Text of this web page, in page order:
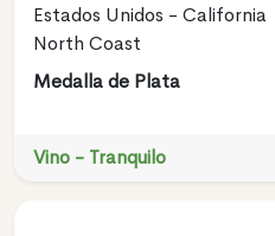
Estados Unidos - California
North Coast
Medalla de Plata
Vino - Tranquilo